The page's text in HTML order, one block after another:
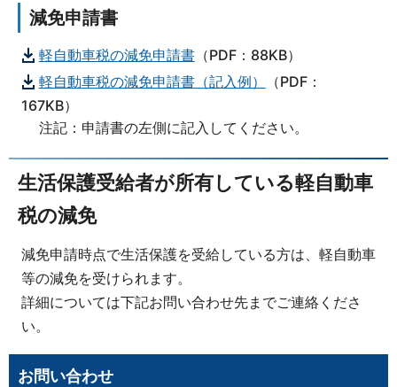
減免申請書
軽自動車税の減免申請書（PDF：88KB）
軽自動車税の減免申請書（記入例）
（PDF：
167KB）
注記：申請書の左側に記入してください。
生活保護受給者が所有している軽自動車
税の減免
減免申請時点で生活保護を受給している方は、軽自動車
等の減免を受けられます。
詳細については下記お問い合わせ先までご連絡くださ
い。
お問い合わせ